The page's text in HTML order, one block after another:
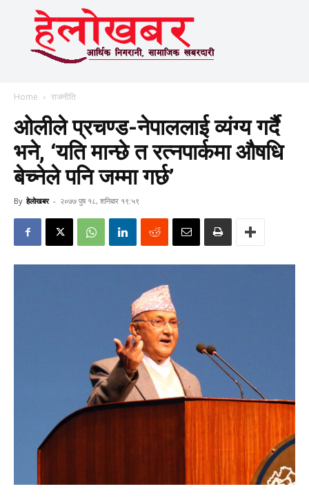
Home राजनीति
ओलीले प्रचण्ड-नेपाललाई व्यंग्य गर्दै
भने, ‘यति मान्छे त रत्‍नपार्कमा औषधि
बेच्‍नेले पनि जम्मा गर्छ’
By हेलाेखबर - २०७७ पुष १८, शनिबार १९:५९